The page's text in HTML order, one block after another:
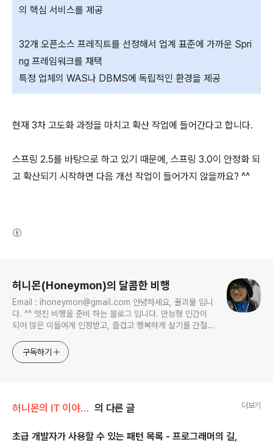
의 핵심 서비스를 제공
32개 오픈소스 프레직트를 선정해서 업계 표준에 가까운 Spri
ng 프레임워크를 채택
특정 업체의 WAS나 DBMS에 독립적인 환경을 제공
현재 3차 고도화 과정을 마치고 확산 작업에 들어간다고 합니다.
스프링 2.5를 바탕으로 하고 있기 때문에, 스프링 3.0이 안정화 되
고 확산되기 시작하면 다음 개선 작업이 들어가지 않을까요? ^^
허니몬(Honeymon)의 달콤한 비행
Email : ihoneymon@gmail.com 안녕하세요, 꿀괴물 입니
다. ^^ 멋진 비행을 준비 하는 블로그 입니다. 만능형 인간이
되어 많은 이들에게 인정받고, 즐겁고 행복하게 살기를 간절히
지켜봐주세요!! ^^
구독하기
허니몬의 IT 이야기/프로그래머, '코드 엔지니어' 의 다른 글 더보기
초급 개발자가 사용할 수 있는 패턴 목록 - 프로그래머의 길,